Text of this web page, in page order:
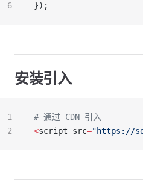
});
6
安装引入
# 通过 CDN 引入
<script src="https://
1
2